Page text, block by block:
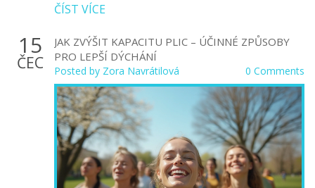
ČÍST VÍCE
15
ČEC
JAK ZVÝŠIT KAPACITU PLIC – ÚČINNÉ ZPŮSOBY
PRO LEPŠÍ DÝCHÁNÍ
Posted by Zora Navrátilová 0 Comments